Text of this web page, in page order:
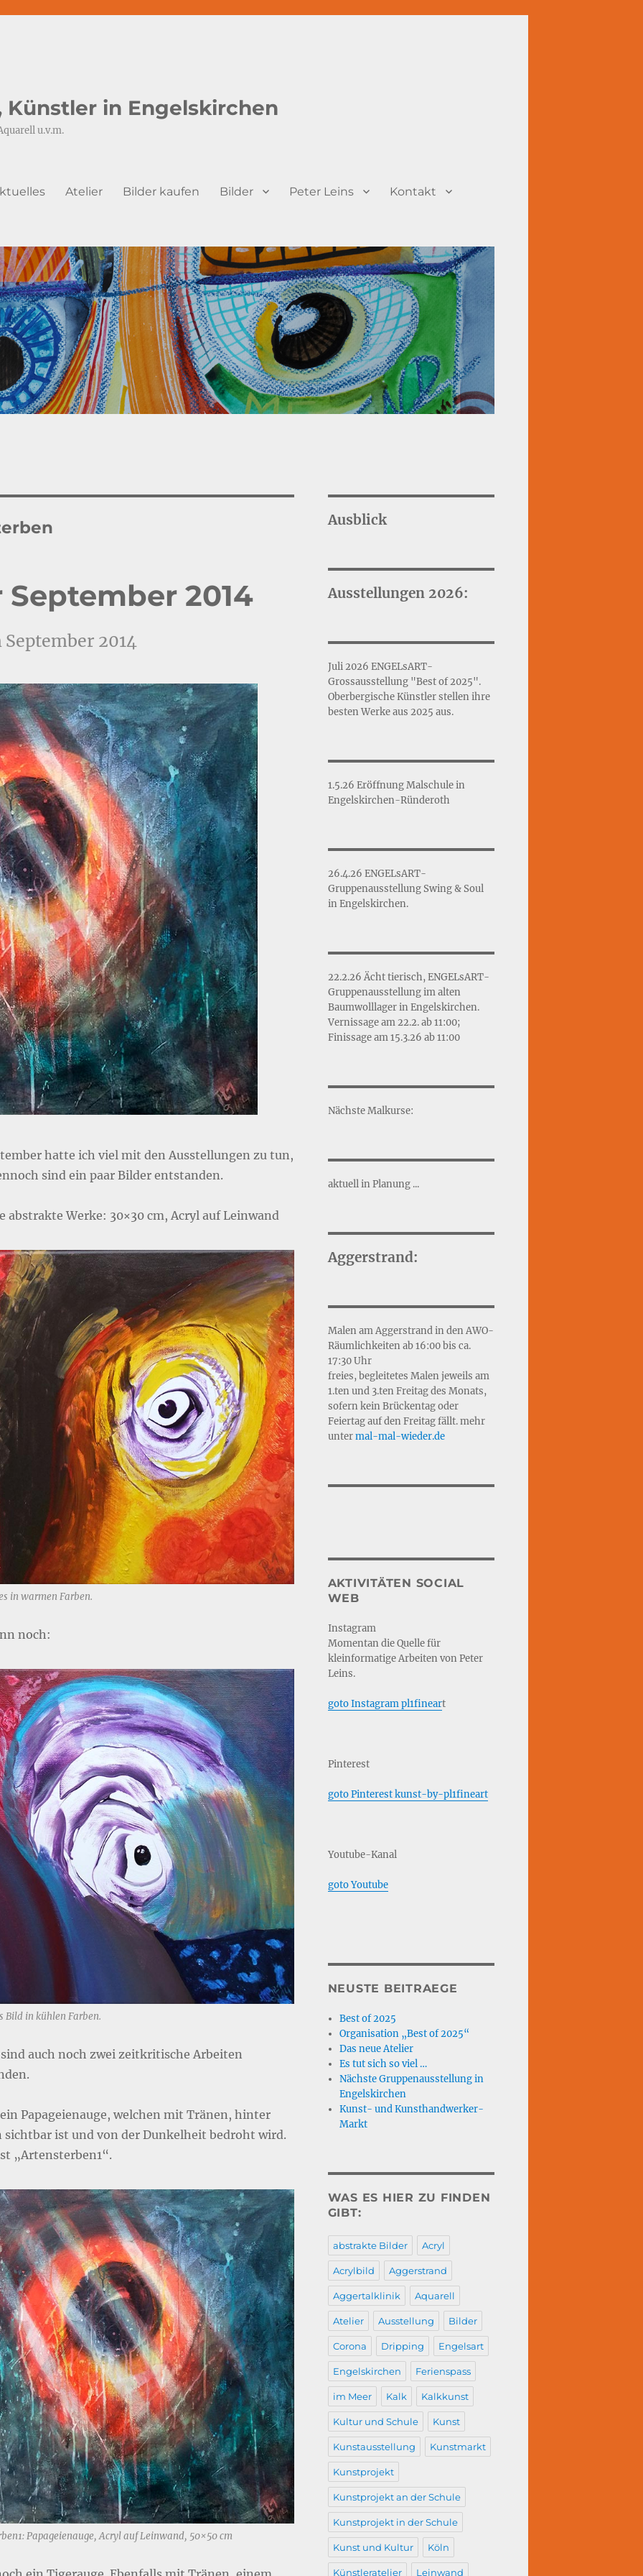
Künstler in Engelskirchen
u.v.m.
Atelier Bilder kaufen Bilder Peter Leins Kontakt
2014
2014
hatte ich viel mit den Ausstellungen zu tun,
sind ein paar Bilder entstanden.
abstrakte Werke: 30×30 cm, Acryl auf Leinwand
in warmen Farben.
noch:
Bild in kühlen Farben.
auch noch zwei zeitkritische Arbeiten
Papageienauge, welchen mit Tränen, hinter
sichtbar ist und von der Dunkelheit bedroht wird.
„Artensterben1“.
Papageienauge, Acryl auf Leinwand, 50×50 cm
Ausblick
Ausstellungen 2026:
Juli 2026 ENGELsART-
Grossausstellung "Best of 2025".
Oberbergische Künstler stellen ihre
besten Werke aus 2025 aus.
1.5.26 Eröffnung Malschule in
Engelskirchen-Ründeroth
26.4.26 ENGELsART-
Gruppenausstellung Swing & Soul
in Engelskirchen.
22.2.26 Ächt tierisch, ENGELsART-
Gruppenausstellung im alten
Baumwolllager in Engelskirchen.
Vernissage am 22.2. ab 11:00;
Finissage am 15.3.26 ab 11:00
Nächste Malkurse:
aktuell in Planung ...
Aggerstrand:
Malen am Aggerstrand in den AWO-
Räumlichkeiten ab 16:00 bis ca.
17:30 Uhr
freies, begleitetes Malen jeweils am
1.ten und 3.ten Freitag des Monats,
sofern kein Brückentag oder
Feiertag auf den Freitag fällt. mehr
untermal-mal-wieder.de
AKTIVITÄTEN SOCIAL
WEB
Instagram
Momentan die Quelle für
kleinformatige Arbeiten von Peter
Leins.
goto Instagram pl1fineart
Pinterest
goto Pinterest kunst-by-pl1fineart
Youtube-Kanal
goto Youtube
NEUSTE BEITRAEGE
Best of 2025
Organisation „Best of 2025“
Das neue Atelier
Es tut sich so viel …
Nächste Gruppenausstellung in
Engelskirchen
Kunst- und Kunsthandwerker-
Markt
WAS ES HIER ZU FINDEN
GIBT:
abstrakte Bilder Acryl
Acrylbild Aggerstrand
Aggertalklinik Aquarell
Atelier Ausstellung Bilder
Corona Dripping Engelsart
Engelskirchen Ferienspass
im Meer Kalk Kalkkunst
Kultur und Schule Kunst
Kunstausstellung Kunstmarkt
Kunstprojekt
Kunstprojekt an der Schule
Kunstprojekt in der Schule
Kunst und Kultur Köln
Künstleratelier Leinwand